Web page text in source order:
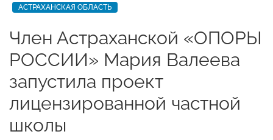
АСТРАХАНСКАЯ ОБЛАСТЬ
Член Астраханской «ОПОРЫ
РОССИИ» Мария Валеева
запустила проект
лицензированной частной
школы